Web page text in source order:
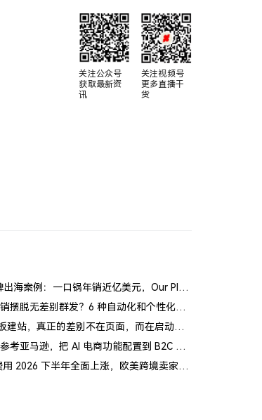
关注公众号
获取最新资
讯
关注视频号
更多直播干
货
DTC 厨具品牌出海案例：一口锅年销近亿美元，Our Place 如何建立信任体系
怎么让邮件营销摆脱无差别群发？6 种自动化和个性化场景
AI 建站 vs 模板建站，真正的差别不在页面，而在启动风险
新手卖家如何参考亚马逊，把 AI 电商功能配置到 B2C 独立站
亚马逊 FBA 费用 2026 下半年全面上涨，欧美跨境卖家怎么应对